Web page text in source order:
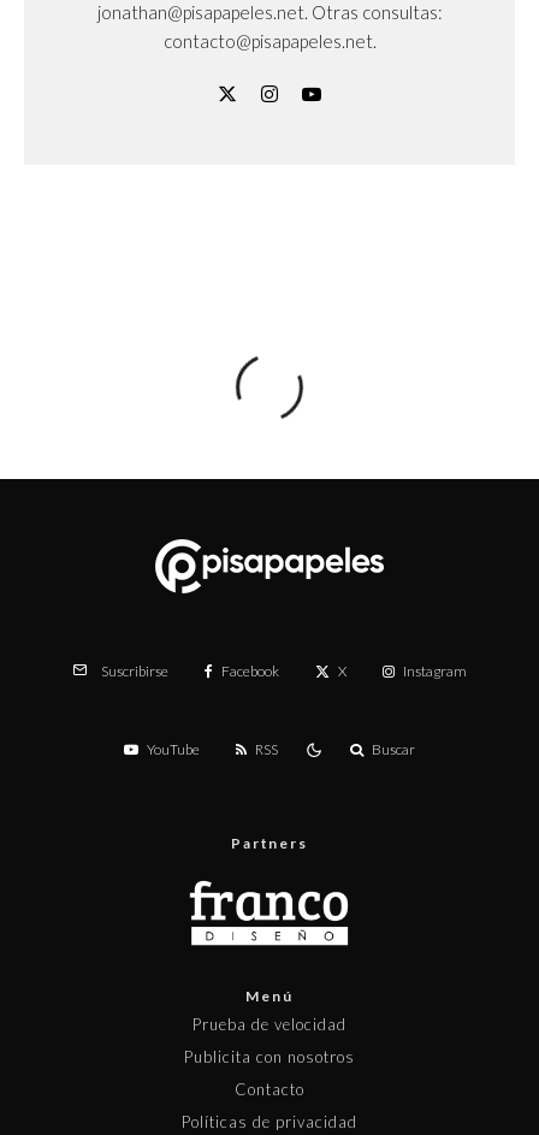
jonathan@pisapapeles.net. Otras consultas:
contacto@pisapapeles.net.
Suscribirse Facebook X Instagram
YouTube RSS Buscar
Partners
Menú
Prueba de velocidad
Publicita con nosotros
Contacto
Políticas de privacidad